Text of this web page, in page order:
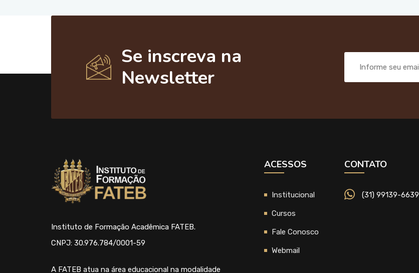
Se inscreva na
Newsletter
Instituto de Formação Acadêmica FATEB.
CNPJ: 30.976.784/0001-59
A FATEB atua na área educacional na modalidade
ACESSOS
Institucional
Cursos
Fale Conosco
Webmail
CONTATO
(31) 99139-6639